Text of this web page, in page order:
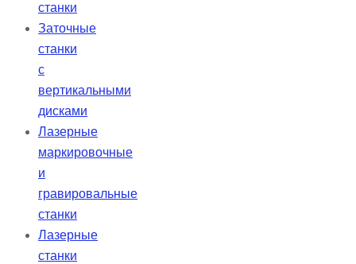
станки
Заточные
станки
с
вертикальными
дисками
Лазерные
маркировочные
и
гравировальные
станки
Лазерные
станки